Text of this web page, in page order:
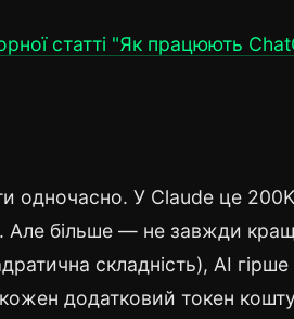
статті "Як працюють
одночасно. У Claude це 200K
Але більше — не завжди
складність), AI гірше
додатковий токен